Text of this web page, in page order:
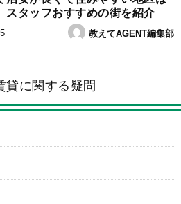
タッフおすすめの街を紹介
教えてAGENT編集部
貸に関する疑問